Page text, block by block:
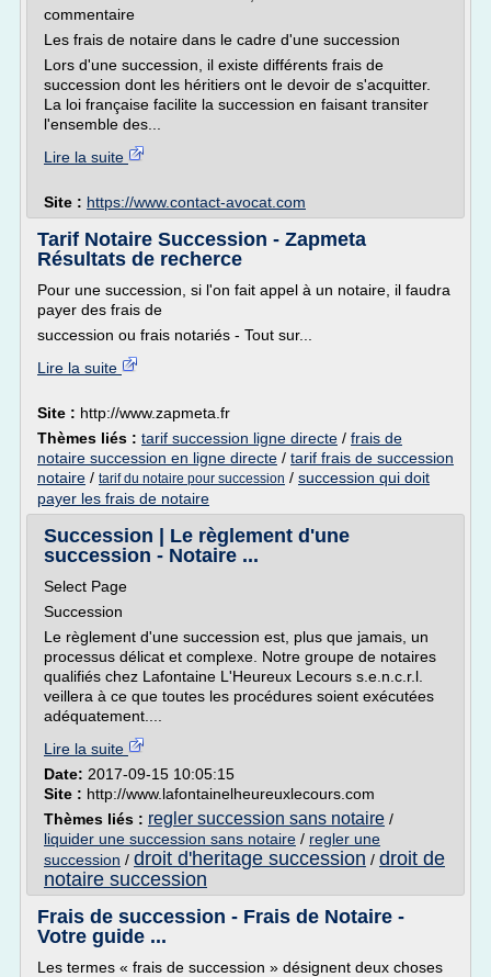
commentaire
Les frais de notaire dans le cadre d'une succession
Lors d'une succession, il existe différents frais de
succession dont les héritiers ont le devoir de s'acquitter.
La loi française facilite la succession en faisant transiter
l'ensemble des...
Lire la suite
Site : https://www.contact-avocat.com
Tarif Notaire Succession - Zapmeta
Résultats de recherce
Pour une succession, si l'on fait appel à un notaire, il faudra
payer des frais de
succession ou frais notariés - Tout sur...
Lire la suite
Site : http://www.zapmeta.fr
Thèmes liés : tarif succession ligne directe / frais de
notaire succession en ligne directe / tarif frais de succession
notaire / tarif du notaire pour succession / succession qui doit
payer les frais de notaire
Succession | Le règlement d'une
succession - Notaire ...
Select Page
Succession
Le règlement d'une succession est, plus que jamais, un
processus délicat et complexe. Notre groupe de notaires
qualifiés chez Lafontaine L'Heureux Lecours s.e.n.c.r.l.
veillera à ce que toutes les procédures soient exécutées
adéquatement....
Lire la suite
Date: 2017-09-15 10:05:15
Site : http://www.lafontainelheureuxlecours.com
Thèmes liés : regler succession sans notaire /
liquider une succession sans notaire / regler une
succession / droit d'heritage succession / droit de
notaire succession
Frais de succession - Frais de Notaire -
Votre guide ...
Les termes « frais de succession » désignent deux choses